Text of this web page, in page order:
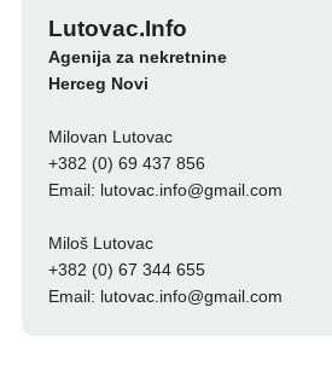
Lutovac.Info
Agenija za nekretnine
Herceg Novi
Milovan Lutovac
+382 (0) 69 437 856
Email: lutovac.info@gmail.com
Miloš Lutovac
+382 (0) 67 344 655
Email: lutovac.info@gmail.com